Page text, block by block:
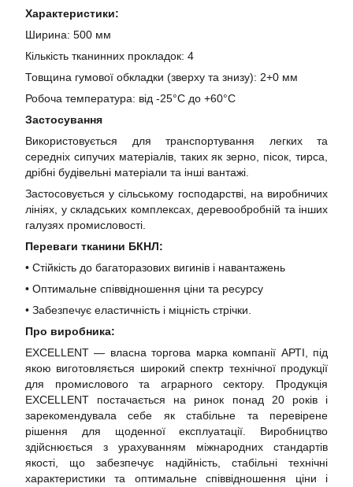
Характеристики:
Ширина: 500 мм
Кількість тканинних прокладок: 4
Товщина гумової обкладки (зверху та знизу): 2+0 мм
Робоча температура: від -25°C до +60°C
Застосування
Використовується для транспортування легких та
середніх сипучих матеріалів, таких як зерно, пісок, тирса,
дрібні будівельні матеріали та інші вантажі.
Застосовується у сільському господарстві, на виробничих
лініях, у складських комплексах, деревообробній та інших
галузях промисловості.
Переваги тканини БКНЛ:
• Стійкість до багаторазових вигинів і навантажень
• Оптимальне співвідношення ціни та ресурсу
• Забезпечує еластичність і міцність стрічки.
Про виробника:
EXCELLENT — власна торгова марка компанії АРТІ, під
якою виготовляється широкий спектр технічної продукції
для промислового та аграрного сектору. Продукція
EXCELLENT постачається на ринок понад 20 років і
зарекомендувала себе як стабільне та перевірене
рішення для щоденної експлуатації. Виробництво
здійснюється з урахуванням міжнародних стандартів
якості, що забезпечує надійність, стабільні технічні
характеристики та оптимальне співвідношення ціни і